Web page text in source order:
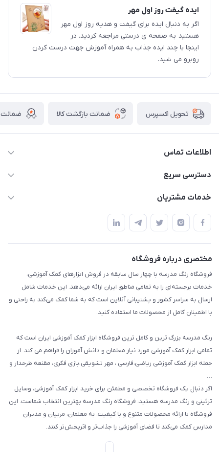
ایده گیفت روز اول مهر
اگر به دنبال ایده برای گیفت و هدیه روز اول مهر
هستید به صفحه ی درستی مراجعه کردید. در
اینجا با چند ایده جذاب به همراه آموزش جهت درست کردن
روبرو می شید.
تحویل اکسپرس ضمانت بازگشت کالا ضمانت
اطلاعات تماس
02136781755
دسترسی سریع
پلنر و دفتر
استایل معلم و دانش آموز
بازی و نمایش
تزئین کلاس
طرح های تشویقی
گیفت ها و جوایز
سایر محصولات
خدمات مشتریان
قوانین و مقررات
حریم خصوصی
مختصری درباره فروشگاه
فروشگاه رنگ مدرسه با چهار سال سابقه در فروش ابزارهای کمک آموزشی،
خدمات برجسته‌ای را به تمامی مناطق ایران ارائه می‌دهد. این خدمات شامل
ارسال به سراسر کشور و پشتیبانی آنلاین است که به شما کمک می‌کند به راحتی و
با اطمینان کامل از محصولات ما استفاده کنید.
رنگ مدرسه بزرگ ترین و کامل ترین فروشگاه ابزار کمک آموزشی ایران است که
تمامی ابزار کمک آموزشی مورد نیاز معلمان و دانش آموزان را فراهم می کند. از
جمله ابزار کمک آموزشی ریاضی،فارسی ، مهر تشویقی،بازی فکری، مقنعه طرحدار و
…
اگر دنبال یک فروشگاه تخصصی و مطمئن برای خرید ابزار کمک آموزشی، وسایل
تزئینی و رنگ مدرسه هستید، فروشگاه رنگ مدرسه بهترین انتخاب شماست. این
فروشگاه با ارائه محصولات متنوع و با کیفیت، به معلمان، مربیان و مدیران
مدارس کمک می‌کند تا فضای آموزشی را جذاب‌تر و اثربخش‌تر کنند.